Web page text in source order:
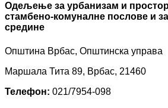
Одељење за урбанизам и
стамбено-комуналне послове и
средине
Општина Врбас, Општинска управа
Маршала Тита 89, Врбас, 21460
Телефон: 021/7954-098